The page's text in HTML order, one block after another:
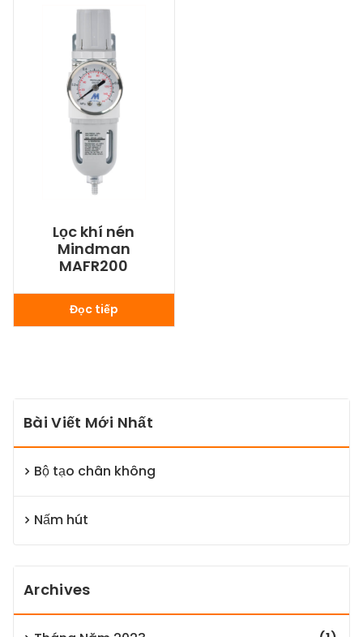
Lọc khí nén
Mindman
MAFR200
Đọc tiếp
Bài Viết Mới Nhất
Bộ tạo chân không
Nấm hút
Archives